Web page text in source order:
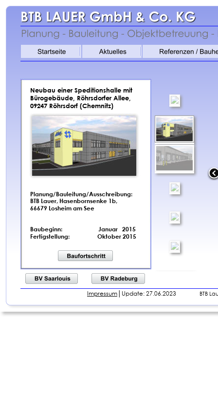
Neubau einer Speditionshalle mit
Bürogebäude, Röhrsdorfer Allee,
09247 Röhrsdorf (Chemnitz)
Planung/Bauleitung/Ausschreibung:
BTB Lauer, Hasenbornsenke 1b,
66679 Losheim am See
Baubeginn:
         Januar   2015
Fertigstellung:                   Oktober 2015
Impressum │Update: 27.06.2023 BTB